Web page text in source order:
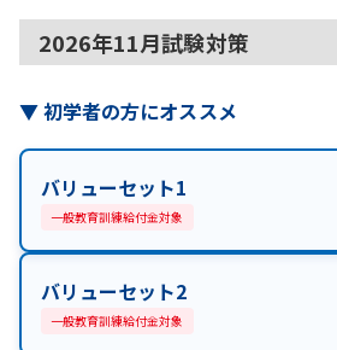
2026年11月試験対策
▼初学者の方にオススメ
バリューセット1
一般教育訓練給付金対象
バリューセット2
一般教育訓練給付金対象